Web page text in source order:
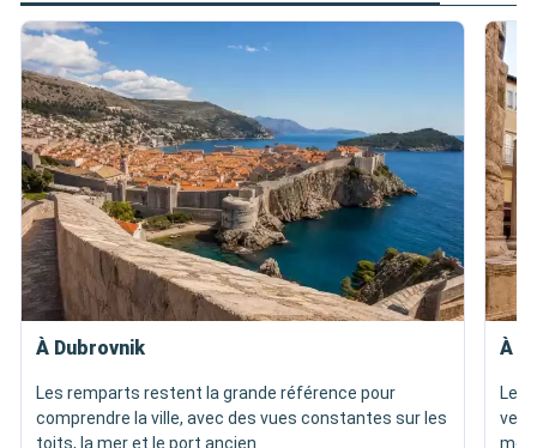
À Dubrovnik
Les remparts restent la grande référence pour
comprendre la ville, avec des vues constantes sur les
toits, la mer et le port ancien.
À
Le